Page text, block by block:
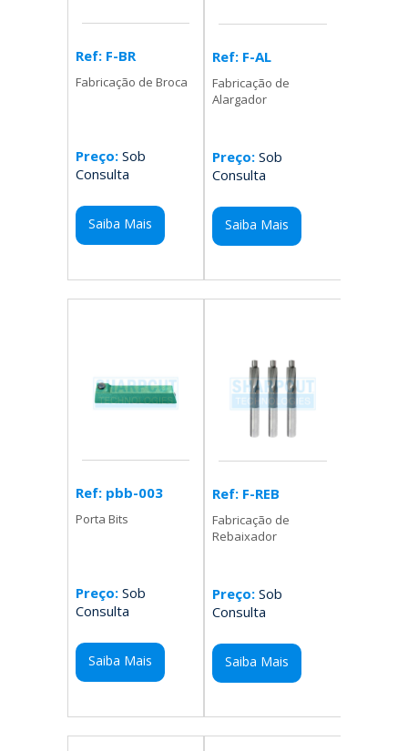
Ref: F-BR
Fabricação de Broca
Preço:Sob
Consulta
Saiba Mais
Ref: F-AL
Fabricação de
Alargador
Preço: Sob
Consulta
Saiba Mais
Ref: pbb-003
Porta Bits
Preço:Sob
Consulta
Saiba Mais
Ref: F-REB
Fabricação de
Rebaixador
Preço: Sob
Consulta
Saiba Mais